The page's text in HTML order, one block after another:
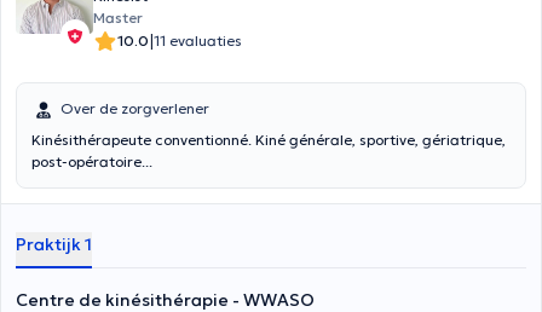
Master
10.0|11 evaluaties
Over de zorgverlener
Kinésithérapeute conventionné. Kiné générale, sportive, gériatrique,
post-opératoire...
Praktijk 1
Centre de kinésithérapie - WWASO